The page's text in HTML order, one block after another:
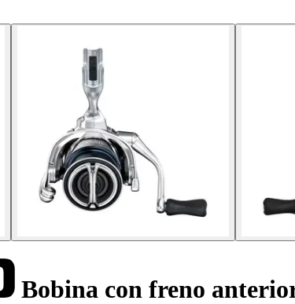
Bobina con freno